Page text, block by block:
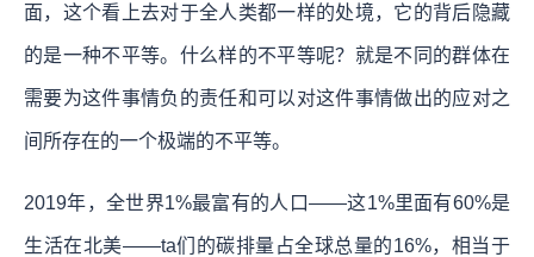
面，这个看上去对于全人类都一样的处境，它的背后隐藏
的是一种不平等。什么样的不平等呢？就是不同的群体在
需要为这件事情负的责任和可以对这件事情做出的应对之
间所存在的一个极端的不平等。
2019年，全世界1%最富有的人口——这1%里面有60%是
生活在北美——ta们的碳排量占全球总量的16%，相当于